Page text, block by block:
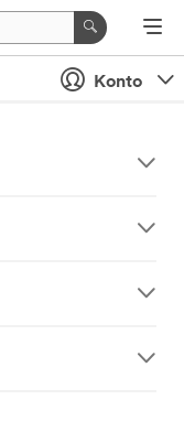
Konto